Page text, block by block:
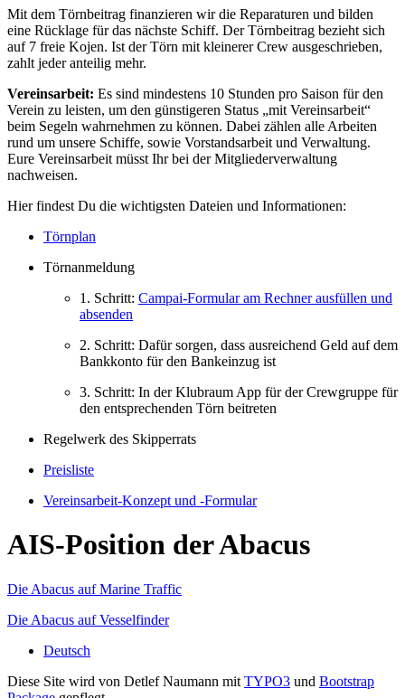
Mit dem Törnbeitrag finanzieren wir die Reparaturen und bilden
eine Rücklage für das nächste Schiff. Der Törnbeitrag bezieht sich
auf 7 freie Kojen. Ist der Törn mit kleinerer Crew ausgeschrieben,
zahlt jeder anteilig mehr.
Vereinsarbeit: Es sind mindestens 10 Stunden pro Saison für den
Verein zu leisten, um den günstigeren Status „mit Vereinsarbeit“
beim Segeln wahrnehmen zu können. Dabei zählen alle Arbeiten
rund um unsere Schiffe, sowie Vorstandsarbeit und Verwaltung.
Eure Vereinsarbeit müsst Ihr bei der Mitgliederverwaltung
nachweisen.
Hier findest Du die wichtigsten Dateien und Informationen:
Törnplan
Törnanmeldung
1. Schritt: Campai-Formular am Rechner ausfüllen und
absenden
2. Schritt: Dafür sorgen, dass ausreichend Geld auf dem
Bankkonto für den Bankeinzug ist
3. Schritt: In der Klubraum App für der Crewgruppe für
den entsprechenden Törn beitreten
Regelwerk des Skipperrats
Preisliste
Vereinsarbeit-Konzept und -Formular
AIS-Position der Abacus
Die Abacus auf Marine Traffic
Die Abacus auf Vesselfinder
Deutsch
Diese Site wird von Detlef Naumann mit TYPO3 und Bootstrap